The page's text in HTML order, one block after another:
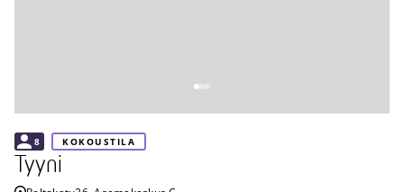
8 KOKOUSTILA
Tyyni